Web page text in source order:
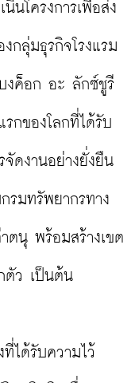
นโครงการเพื่อส่ง
กลุ่มธุรกิจโรงแรม
งค็อก อะ ลักซ์ชูรี
กของโลกที่ได้รับ
จัดงานอย่างยั่งยืน
รมทรัพยากรทาง
ตนุ พร้อมสร้างเขต
ตัว เป็นต้น
ได้รับความไว้